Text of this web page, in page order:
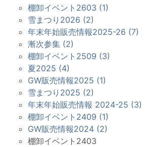
棚卸イベント2603 (1)
雪まつり2026 (2)
年末年始販売情報2025-26 (7)
漸次参集 (2)
棚卸イベント2509 (3)
夏2025 (4)
GW販売情報2025 (1)
雪まつり2025 (2)
年末年始販売情報 2024-25 (3)
棚卸イベント2409 (1)
GW販売情報2024 (2)
棚卸イベント2403